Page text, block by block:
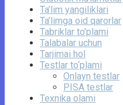
Ta’lim yangiliklari
Ta’limga oid qarorlar
Tabriklar to'plami
Talabalar uchun
Tarjimai hol
Testlar to‘plami
Onlayn testlar
PISA testlar
Texnika olami